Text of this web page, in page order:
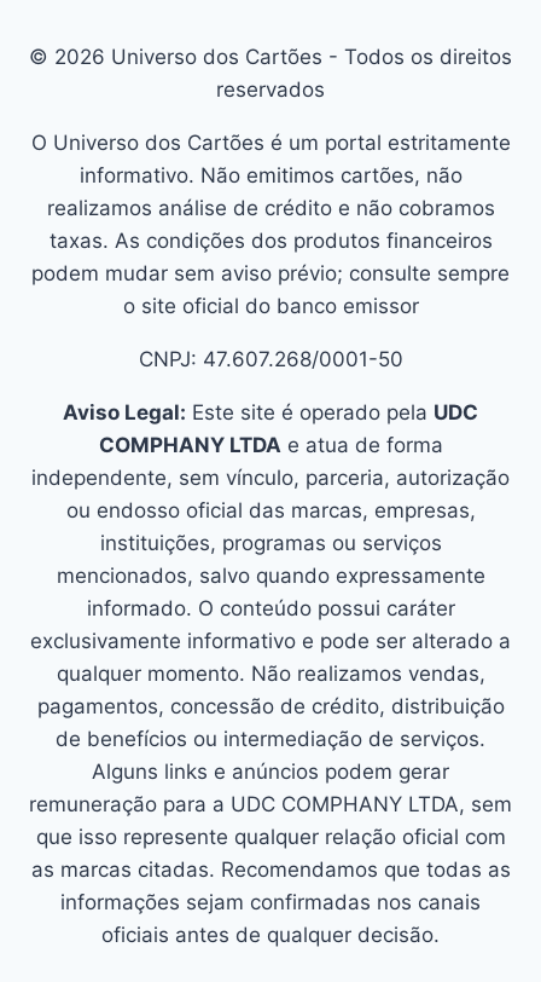
© 2026 Universo dos Cartões - Todos os direitos
reservados
O Universo dos Cartões é um portal estritamente
informativo. Não emitimos cartões, não
realizamos análise de crédito e não cobramos
taxas. As condições dos produtos financeiros
podem mudar sem aviso prévio; consulte sempre
o site oficial do banco emissor
CNPJ: 47.607.268/0001-50
Aviso Legal: Este site é operado pela UDC
COMPHANY LTDAe atua de forma
independente, sem vínculo, parceria, autorização
ou endosso oficial das marcas, empresas,
instituições, programas ou serviços
mencionados, salvo quando expressamente
informado. O conteúdo possui caráter
exclusivamente informativo e pode ser alterado a
qualquer momento. Não realizamos vendas,
pagamentos, concessão de crédito, distribuição
de benefícios ou intermediação de serviços.
Alguns links e anúncios podem gerar
remuneração para a UDC COMPHANY LTDA, sem
que isso represente qualquer relação oficial com
as marcas citadas. Recomendamos que todas as
informações sejam confirmadas nos canais
oficiais antes de qualquer decisão.